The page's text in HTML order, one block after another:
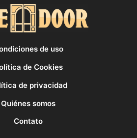
de uso
de Cookies
de privacidad
Quiénes somos
Contato